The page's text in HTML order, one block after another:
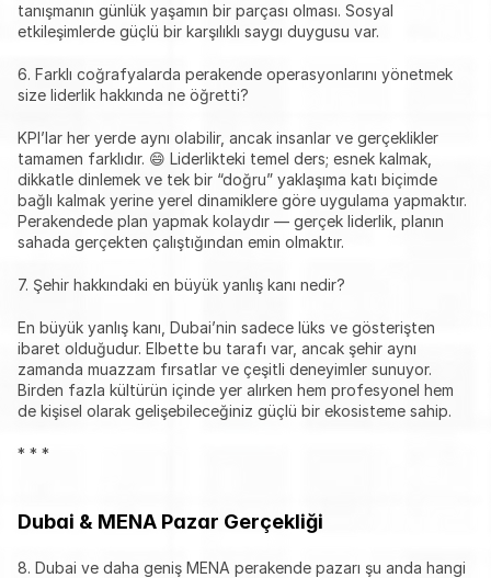
tanışmanın günlük yaşamın bir parçası olması. Sosyal
etkileşimlerde güçlü bir karşılıklı saygı duygusu var.
6. Farklı coğrafyalarda perakende operasyonlarını yönetmek
size liderlik hakkında ne öğretti?
KPI’lar her yerde aynı olabilir, ancak insanlar ve gerçeklikler
tamamen farklıdır. 😄 Liderlikteki temel ders; esnek kalmak,
dikkatle dinlemek ve tek bir “doğru” yaklaşıma katı biçimde
bağlı kalmak yerine yerel dinamiklere göre uygulama yapmaktır.
Perakendede plan yapmak kolaydır — gerçek liderlik, planın
sahada gerçekten çalıştığından emin olmaktır.
7. Şehir hakkındaki en büyük yanlış kanı nedir?
En büyük yanlış kanı, Dubai’nin sadece lüks ve gösterişten
ibaret olduğudur. Elbette bu tarafı var, ancak şehir aynı
zamanda muazzam fırsatlar ve çeşitli deneyimler sunuyor.
Birden fazla kültürün içinde yer alırken hem profesyonel hem
de kişisel olarak gelişebileceğiniz güçlü bir ekosisteme sahip.
* * *
Dubai & MENA Pazar Gerçekliği
8. Dubai ve daha geniş MENA perakende pazarı şu anda hangi